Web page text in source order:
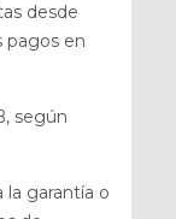
desde
pagos en
según
garantía o